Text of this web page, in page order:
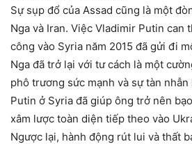
Sự sụp đổ của Assad cũng là một
Nga và Iran. Việc Vladimir Putin can
công vào Syria năm 2015 đã gửi đi
Nga đã trở lại với tư cách là một
phô trương sức mạnh và sự tàn
Putin ở Syria đã giúp ông trở nên
xâm lược toàn diện tiếp theo vào
Ngược lại, hành động rút lui và thất